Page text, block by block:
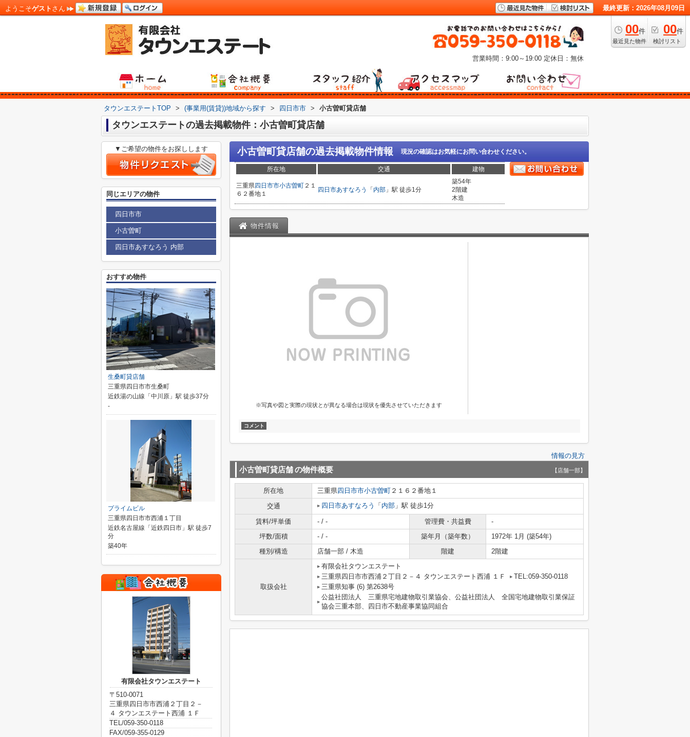
ようこそゲスト さん 最終更新：2026年08月09日
00件
最近見た物件
00件
検討リスト
営業時間：9:00～19:00 定休日：無休
タウンエステートTOP > (事業用(賃貸))地域から探す > 四日市市 > 小古曽町貸店舗
タウンエステートの過去掲載物件：小古曽町貸店舗
小古曽町貸店舗の過去掲載物件情報 現況の確認はお気軽にお問い合わせください。
所在地 交通 建物
三重県四日市市小古曽町 ２１
６２番地１
四日市あすなろう 「 内部 」駅 徒歩1分
築54年
2階建
木造
物件情報
※写真や図と実際の現状とが異なる場合は現状を優先させていただきます
コメント
情報の見方
小古曽町貸店舗の物件概要 【店舗一部】
所在地 三重県四日市市小古曽町 ２１６２番地１
交通
四日市あすなろう 「 内部 」駅 徒歩1分
賃料/坪単価 - / - 管理費・共益費
-
坪数/面積
- / - 築年月（築年数）
1972年 1月 (築54年)
種別/構造
店舗一部 / 木造 階建 2階建
取扱会社
有限会社タウンエステート
三重県四日市市西浦２丁目２－４ タウンエステート西浦 １Ｆ
TEL:059-350-0118
三重県知事 (6) 第2638号
公益社団法人 三重県宅地建物取引業協会、公益社団法人 全国宅地建物取引業保証
協会三重本部、四日市不動産事業協同組合
▼ご希望の物件をお探しします
同じエリアの物件
四日市市
小古曽町
四日市あすなろう 内部
おすすめ物件
生桑町貸店舗
三重県四日市市生桑町
近鉄湯の山線「中川原」駅 徒歩37分
-
プライムビル
三重県四日市市西浦１丁目
近鉄名古屋線「近鉄四日市」駅 徒歩7
分
築40年
有限会社タウンエステート
〒510-0071
三重県四日市市西浦２丁目２－
４ タウンエステート西浦 １Ｆ
TEL/059-350-0118
FAX/059-355-0129